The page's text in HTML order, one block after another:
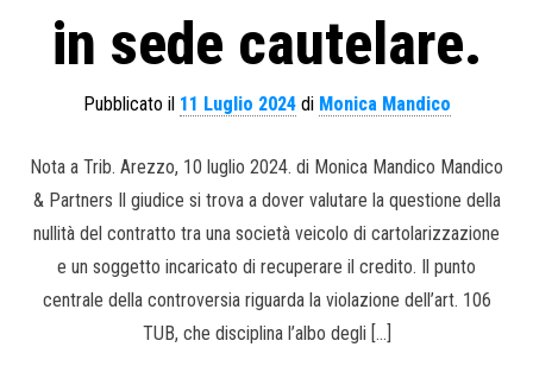
in sede cautelare.
Pubblicato il 11 Luglio 2024di Monica Mandico
Nota a Trib. Arezzo, 10 luglio 2024. di Monica Mandico Mandico
& Partners Il giudice si trova a dover valutare la questione della
nullità del contratto tra una società veicolo di cartolarizzazione
e un soggetto incaricato di recuperare il credito. Il punto
centrale della controversia riguarda la violazione dell’art. 106
TUB, che disciplina l’albo degli […]